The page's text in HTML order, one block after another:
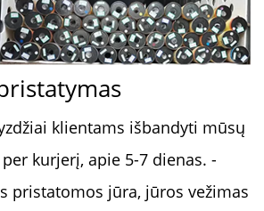
klientams išbandyti mūsų
kurjerį, apie 5-7 dienas. -
pristatomos jūra, jūros vežimas